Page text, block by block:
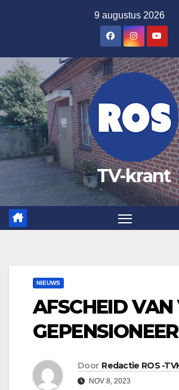
inhoud
9 augustus 2026
TV-krant
NIEUWS
AFSCHEID VAN
Door Redactie ROS -
NOV 8, 2023